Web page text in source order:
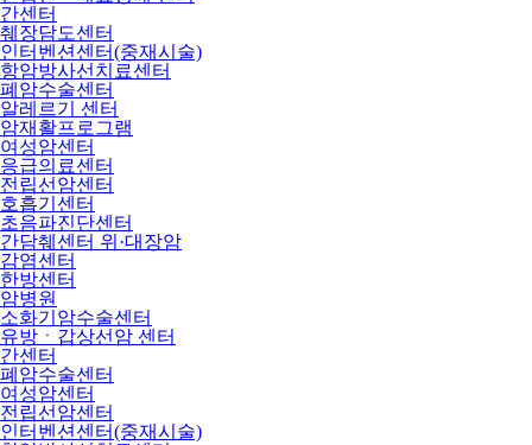
간센터
췌장담도센터
인터벤션센터(중재시술)
항암방사선치료센터
폐암수술센터
알레르기 센터
암재활프로그램
여성암센터
응급의료센터
전립선암센터
호흡기센터
초음파진단센터
간담췌센터 위·대장암
감염센터
한방센터
암병원
소화기암수술센터
유방ㆍ갑상선암 센터
간센터
폐암수술센터
여성암센터
전립선암센터
인터벤션센터(중재시술)